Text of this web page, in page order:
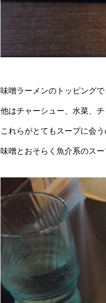
味噌ラーメンのトッピング
他はチャーシュー、水菜、
これらがとてもスープに会う
味噌とおそらく魚介系のス